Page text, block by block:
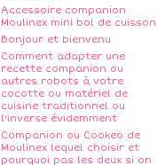
Accessoire companion
Moulinex mini bol de cuisson
Bonjour et bienvenu
Comment adapter une
recette companion ou
autres robots à votre
cocotte ou matériel de
cuisine traditionnel ou
l'inverse évidemment
Companion ou Cookeo de
Moulinex lequel choisir et
pourquoi pas les deux si on